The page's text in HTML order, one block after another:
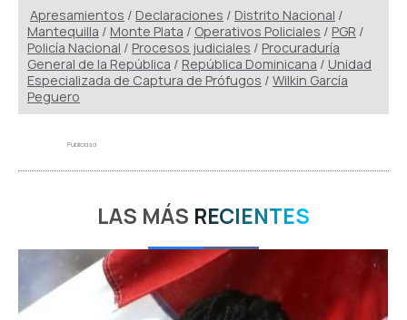
Apresamientos / Declaraciones / Distrito Nacional /
Mantequilla / Monte Plata / Operativos Policiales / PGR /
Policía Nacional / Procesos judiciales / Procuraduría
General de la República / República Dominicana / Unidad
Especializada de Captura de Prófugos / Wilkin García
Peguero
Publicidad
LAS MÁS RECIENTES